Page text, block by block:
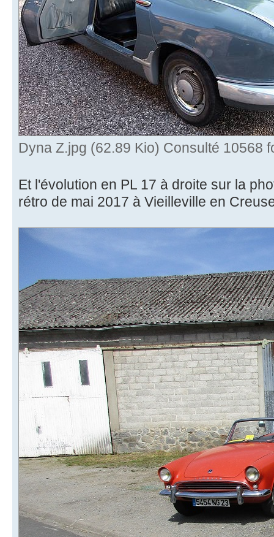
Dyna Z.jpg (62.89 Kio) Consulté 10568
Et l'évolution en PL 17 à droite sur la
rétro de mai 2017 à Vieilleville en